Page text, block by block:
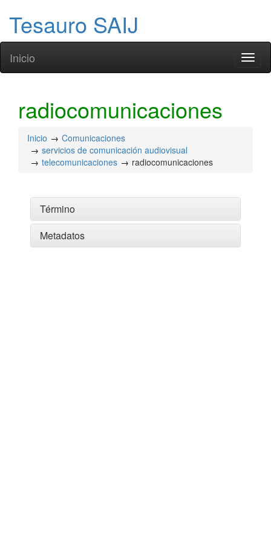
Tesauro SAIJ
Inicio
radiocomunicaciones
Inicio
Comunicaciones
servicios de comunicación audiovisual
telecomunicaciones
radiocomunicaciones
Término
Metadatos